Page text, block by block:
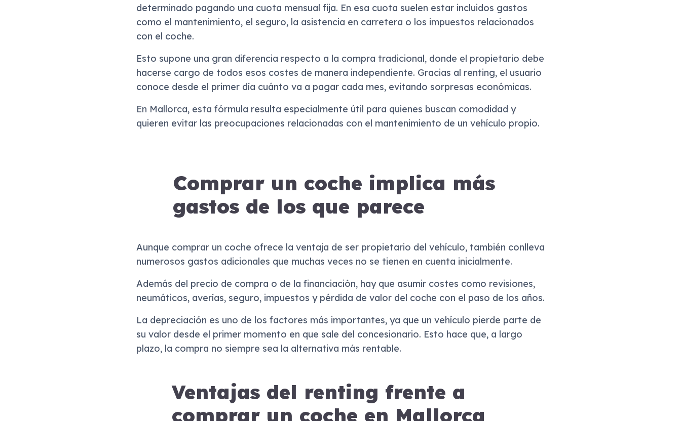
determinado pagando una cuota mensual fija. En esa cuota suelen estar incluidos gastos
como el mantenimiento, el seguro, la asistencia en carretera o los impuestos relacionados
con el coche.
Esto supone una gran diferencia respecto a la compra tradicional, donde el propietario debe
hacerse cargo de todos esos costes de manera independiente. Gracias al renting, el usuario
conoce desde el primer día cuánto va a pagar cada mes, evitando sorpresas económicas.
En Mallorca, esta fórmula resulta especialmente útil para quienes buscan comodidad y
quieren evitar las preocupaciones relacionadas con el mantenimiento de un vehículo propio.
Comprar un coche implica más
gastos de los que parece
Aunque comprar un coche ofrece la ventaja de ser propietario del vehículo, también conlleva
numerosos gastos adicionales que muchas veces no se tienen en cuenta inicialmente.
Además del precio de compra o de la financiación, hay que asumir costes como revisiones,
neumáticos, averías, seguro, impuestos y pérdida de valor del coche con el paso de los años.
La depreciación es uno de los factores más importantes, ya que un vehículo pierde parte de
su valor desde el primer momento en que sale del concesionario. Esto hace que, a largo
plazo, la compra no siempre sea la alternativa más rentable.
Ventajas del renting frente a
comprar un coche en Mallorca